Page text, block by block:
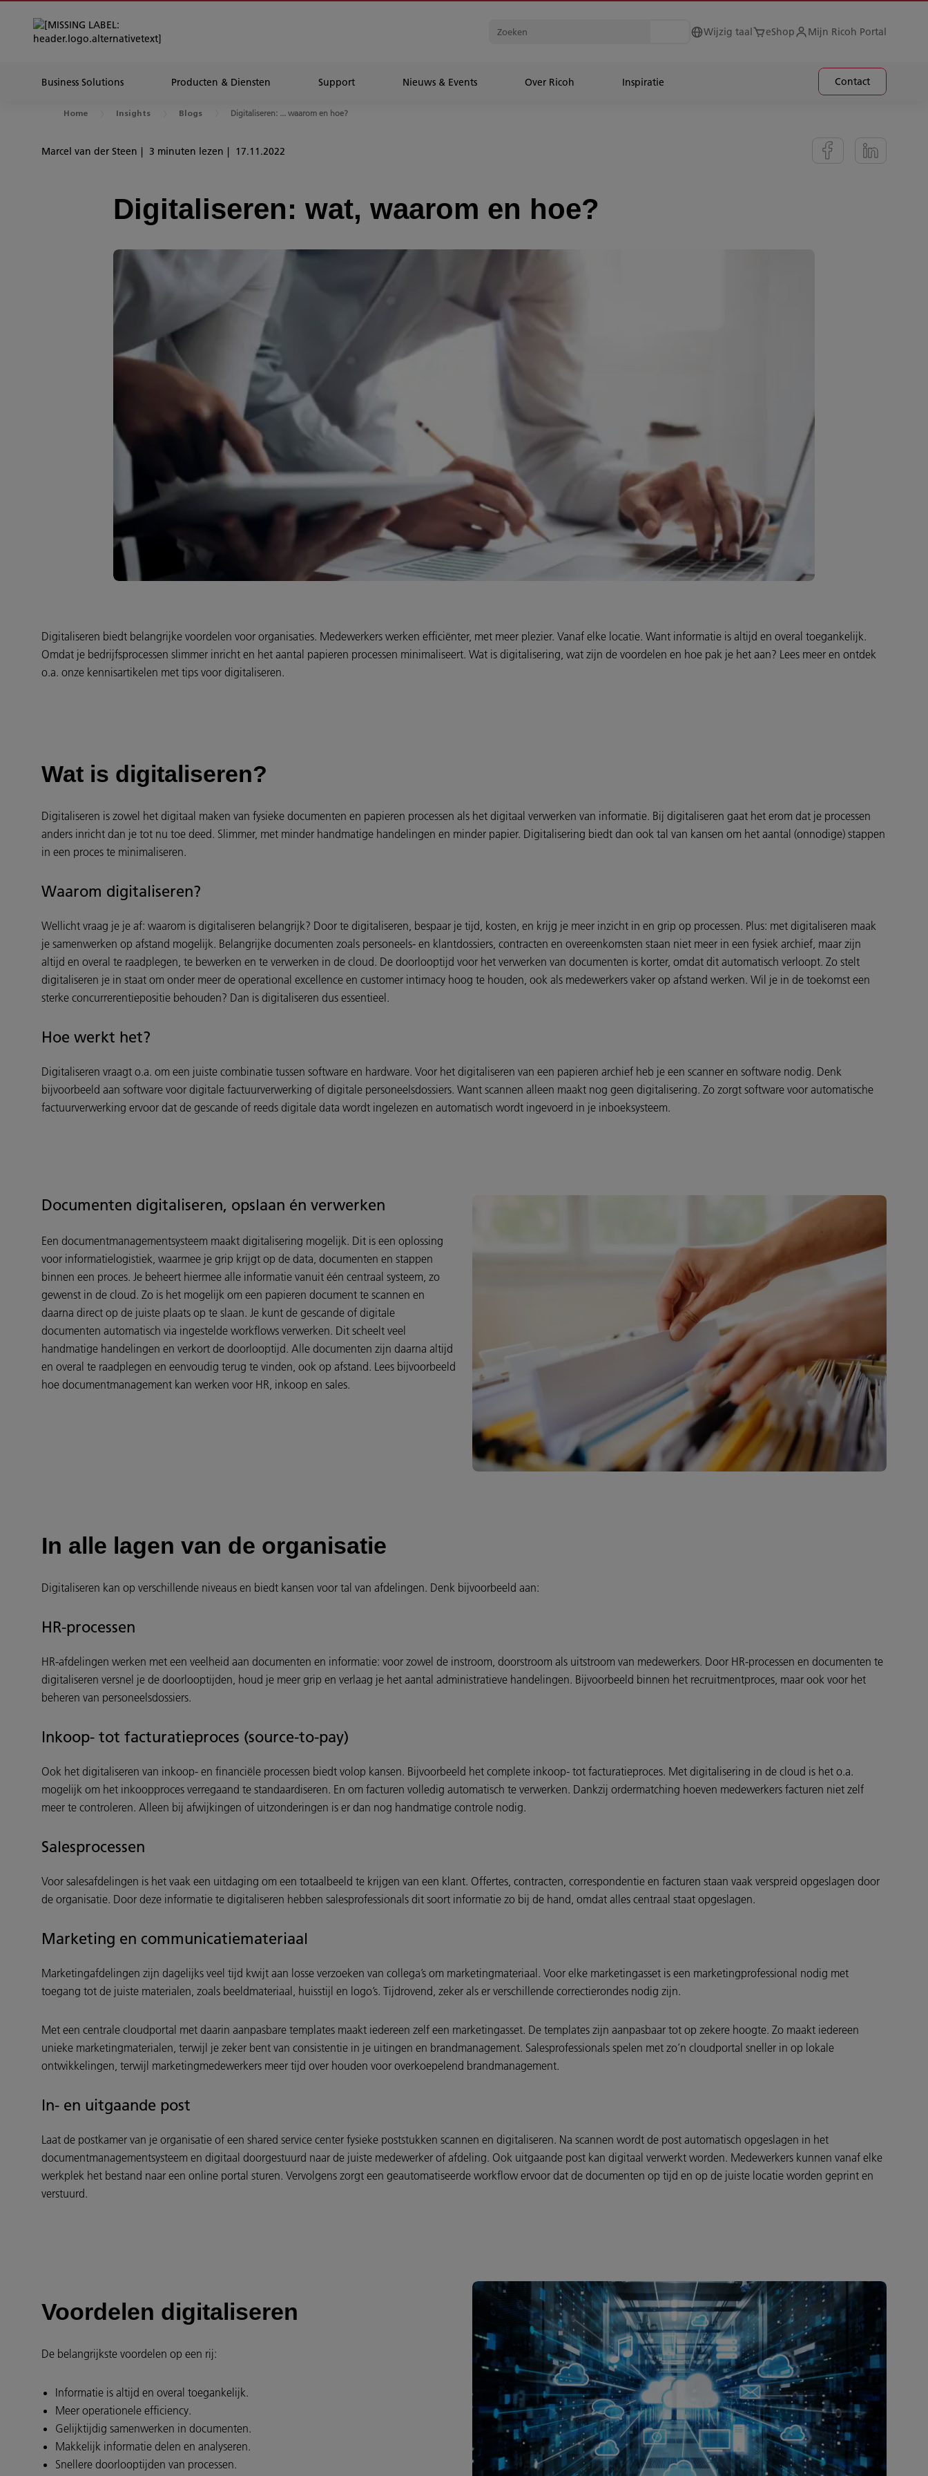
Wijzig taal eShop Mijn Ricoh Portal
Business Solutions Producten & Diensten Support Nieuws & Events Over Ricoh Inspiratie Contact
Home Insights Blogs Digitaliseren: ... waarom en hoe?
Marcel van der Steen 3 minuten lezen 17.11.2022
Digitaliseren: wat, waarom en hoe?
Digitaliseren biedt belangrijke voordelen voor organisaties. Medewerkers werken efficiënter, met meer plezier. Vanaf elke locatie. Want informatie is altijd en overal toegankelijk.
Omdat je bedrijfsprocessen slimmer inricht en het aantal papieren processen minimaliseert. Wat is digitalisering, wat zijn de voordelen en hoe pak je het aan? Lees meer en ontdek
o.a. onze kennisartikelen met tips voor digitaliseren.
Wat is digitaliseren?
Digitaliseren is zowel het digitaal maken van fysieke documenten en papieren processen als het digitaal verwerken van informatie. Bij digitaliseren gaat het erom dat je processen
anders inricht dan je tot nu toe deed. Slimmer, met minder handmatige handelingen en minder papier. Digitalisering biedt dan ook tal van kansen om het aantal (onnodige) stappen
in een proces te minimaliseren.
Waarom digitaliseren?
Wellicht vraag je je af: waarom is digitaliseren belangrijk? Door te digitaliseren, bespaar je tijd, kosten, en krijg je meer inzicht in en grip op processen. Plus: met digitaliseren maak
je samenwerken op afstand mogelijk. Belangrijke documenten zoals personeels- en klantdossiers, contracten en overeenkomsten staan niet meer in een fysiek archief, maar zijn
altijd en overal te raadplegen, te bewerken en te verwerken in de cloud. De doorlooptijd voor het verwerken van documenten is korter, omdat dit automatisch verloopt. Zo stelt
digitaliseren je in staat om onder meer de operational excellence en customer intimacy hoog te houden, ook als medewerkers vaker op afstand werken. Wil je in de toekomst een
sterke concurrerentiepositie behouden? Dan is digitaliseren dus essentieel.
Hoe werkt het?
Digitaliseren vraagt o.a. om een juiste combinatie tussen software en hardware. Voor het digitaliseren van een papieren archief heb je een scanner en software nodig. Denk
bijvoorbeeld aan software voor digitale factuurverwerking of digitale personeelsdossiers. Want scannen alleen maakt nog geen digitalisering. Zo zorgt software voor automatische
factuurverwerking ervoor dat de gescande of reeds digitale data wordt ingelezen en automatisch wordt ingevoerd in je inboeksysteem.
Documenten digitaliseren, opslaan én verwerken
Een documentmanagementsysteem maakt digitalisering mogelijk. Dit is een oplossing
voor informatielogistiek, waarmee je grip krijgt op de data, documenten en stappen
binnen een proces. Je beheert hiermee alle informatie vanuit één centraal systeem, zo
gewenst in de cloud. Zo is het mogelijk om een papieren document te scannen en
daarna direct op de juiste plaats op te slaan. Je kunt de gescande of digitale
documenten automatisch via ingestelde workflows verwerken. Dit scheelt veel
handmatige handelingen en verkort de doorlooptijd. Alle documenten zijn daarna altijd
en overal te raadplegen en eenvoudig terug te vinden, ook op afstand. Lees bijvoorbeeld
hoe documentmanagement kan werken voor HR, inkoop en sales.
In alle lagen van de organisatie
Digitaliseren kan op verschillende niveaus en biedt kansen voor tal van afdelingen. Denk bijvoorbeeld aan:
HR-processen
HR-afdelingen werken met een veelheid aan documenten en informatie: voor zowel de instroom, doorstroom als uitstroom van medewerkers. Door HR-processen en documenten te
digitaliseren versnel je de doorlooptijden, houd je meer grip en verlaag je het aantal administratieve handelingen. Bijvoorbeeld binnen het recruitmentproces, maar ook voor het
beheren van personeelsdossiers.
Inkoop- tot facturatieproces (source-to-pay)
Ook het digitaliseren van inkoop- en financiële processen biedt volop kansen. Bijvoorbeeld het complete inkoop- tot facturatieproces. Met digitalisering in de cloud is het o.a.
mogelijk om het inkoopproces verregaand te standaardiseren. En om facturen volledig automatisch te verwerken. Dankzij ordermatching hoeven medewerkers facturen niet zelf
meer te controleren. Alleen bij afwijkingen of uitzonderingen is er dan nog handmatige controle nodig.
Salesprocessen
Voor salesafdelingen is het vaak een uitdaging om een totaalbeeld te krijgen van een klant. Offertes, contracten, correspondentie en facturen staan vaak verspreid opgeslagen door
de organisatie. Door deze informatie te digitaliseren hebben salesprofessionals dit soort informatie zo bij de hand, omdat alles centraal staat opgeslagen.
Marketing en communicatiemateriaal
Marketingafdelingen zijn dagelijks veel tijd kwijt aan losse verzoeken van collega’s om marketingmateriaal. Voor elke marketingasset is een marketingprofessional nodig met
toegang tot de juiste materialen, zoals beeldmateriaal, huisstijl en logo’s. Tijdrovend, zeker als er verschillende correctierondes nodig zijn.
Met een centrale cloudportal met daarin aanpasbare templates maakt iedereen zelf een marketingasset. De templates zijn aanpasbaar tot op zekere hoogte. Zo maakt iedereen
unieke marketingmaterialen, terwijl je zeker bent van consistentie in je uitingen en brandmanagement. Salesprofessionals spelen met zo’n cloudportal sneller in op lokale
ontwikkelingen, terwijl marketingmedewerkers meer tijd over houden voor overkoepelend brandmanagement.
In- en uitgaande post
Laat de postkamer van je organisatie of een shared service center fysieke poststukken scannen en digitaliseren. Na scannen wordt de post automatisch opgeslagen in het
documentmanagementsysteem en digitaal doorgestuurd naar de juiste medewerker of afdeling. Ook uitgaande post kan digitaal verwerkt worden. Medewerkers kunnen vanaf elke
werkplek het bestand naar een online portal sturen. Vervolgens zorgt een geautomatiseerde workflow ervoor dat de documenten op tijd en op de juiste locatie worden geprint en
verstuurd.
Voordelen digitaliseren
De belangrijkste voordelen op een rij:
Informatie is altijd en overal toegankelijk.
Meer operationele efficiency.
Gelijktijdig samenwerken in documenten.
Makkelijk informatie delen en analyseren.
Snellere doorlooptijden van processen.